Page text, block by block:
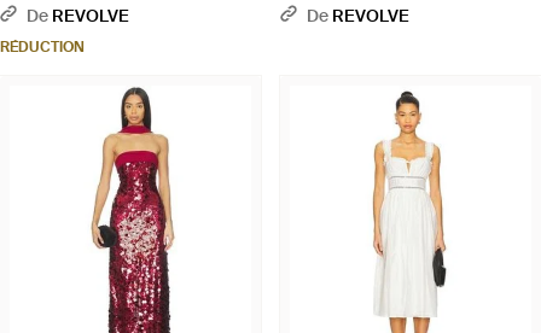
De REVOLVE
RÉDUCTION
De REVOLVE